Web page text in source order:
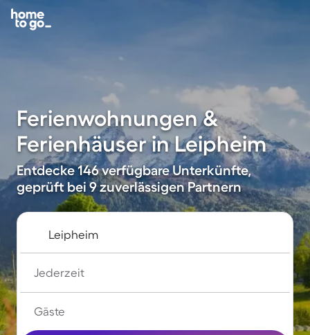
Ferienwohnungen &
Ferienhäuser in Leipheim
Entdecke 146 verfügbare Unterkünfte,
geprüft bei 9 zuverlässigen Partnern
Jederzeit
Gäste